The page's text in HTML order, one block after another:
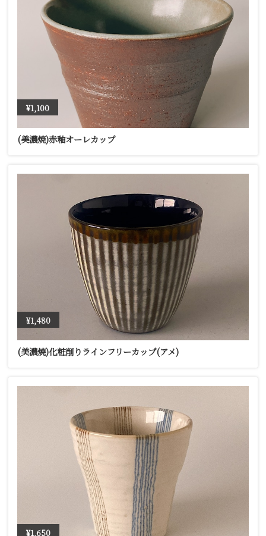
¥1,100
(美濃焼)赤釉オーレカップ
¥1,480
(美濃焼)化粧削りラインフリーカップ(アメ)
¥1,650